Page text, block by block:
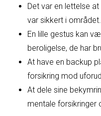
Det var en lettelse
var sikkert i området.
En lille gestus kan
beroligelse, de har
At have en backup
forsikring mod
At dele sine
mentale forsikringer